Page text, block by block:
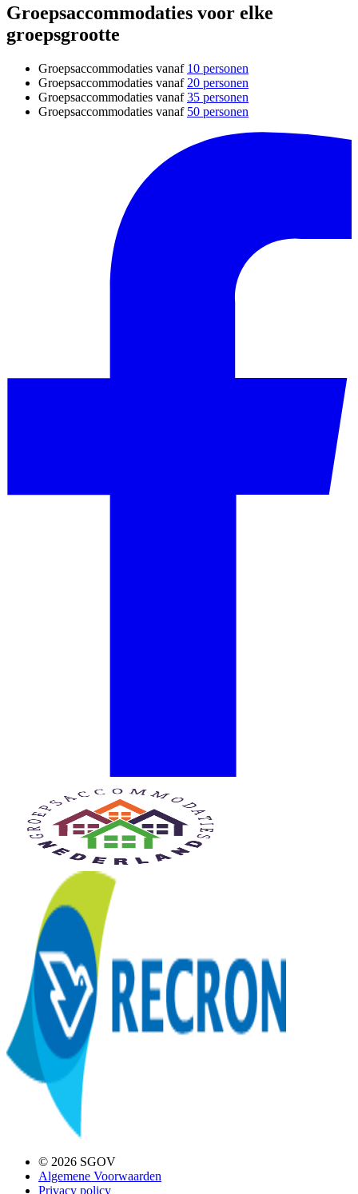
Groepsaccommodaties voor elke
groepsgrootte
Groepsaccommodaties vanaf 10 personen
Groepsaccommodaties vanaf 20 personen
Groepsaccommodaties vanaf35 personen
Groepsaccommodaties vanaf 50 personen
© 2026 SGOV
Algemene Voorwaarden
Privacy policy